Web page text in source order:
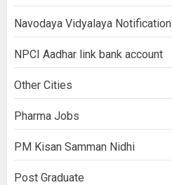
Navodaya Vidyalaya Notification
NPCI Aadhar link bank account
Other Cities
Pharma Jobs
PM Kisan Samman Nidhi
Post Graduate